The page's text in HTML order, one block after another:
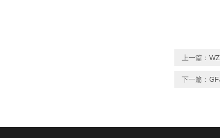
上一篇：
下一篇：